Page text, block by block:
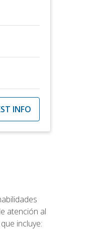
INFO
atención al
incluye: